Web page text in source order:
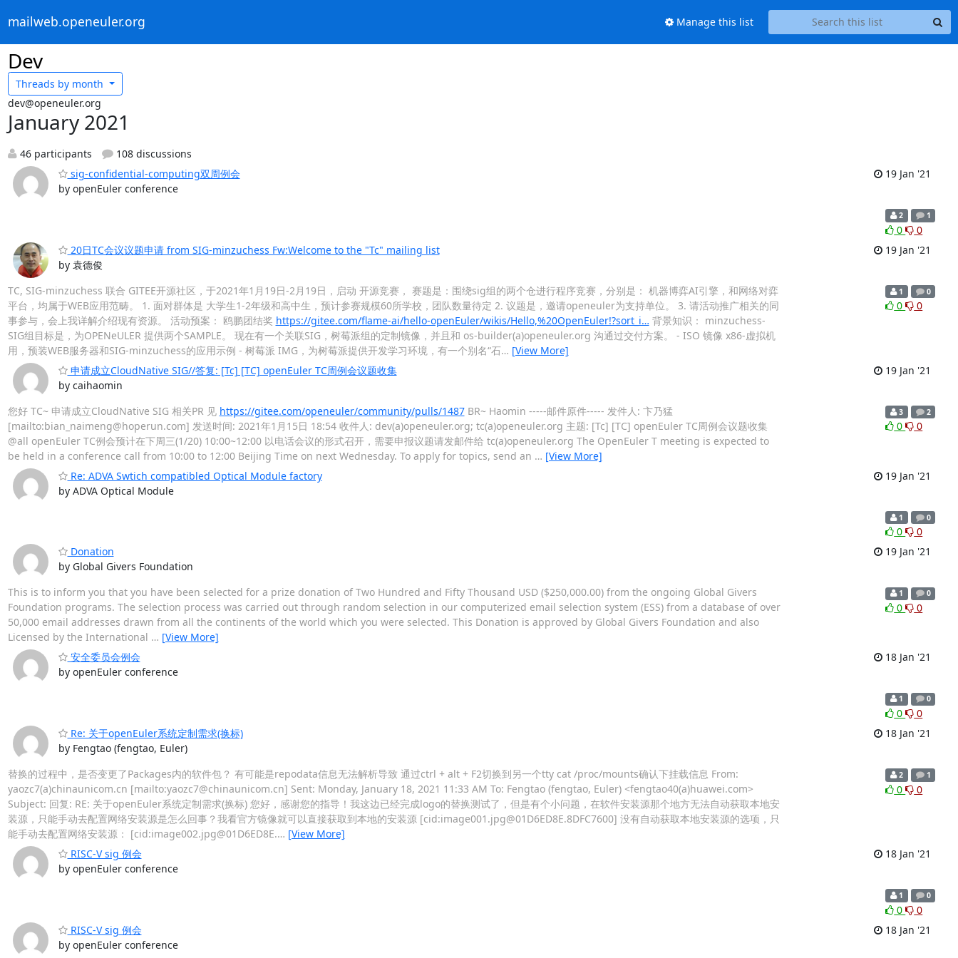
mailweb.openeuler.org Manage this list
Dev
Threads by month
dev@openeuler.org
January 2021
46 participants
108 discussions
sig-confidential-computing双周例会
by openEuler conference
19 Jan '21
2 1
0
0
20日TC会议议题申请 from SIG-minzuchess Fw:Welcome to the "Tc" mailing list
by 袁德俊
19 Jan '21
TC, SIG-minzuchess 联合 GITEE开源社区，于2021年1月19日-2月19日，启动 开源竞赛， 赛题是：围绕sig组的两个仓进行程序竞赛，分别是： 机器博弈AI引擎，和网络对弈
平台，均属于WEB应用范畴。 1. 面对群体是 大学生1-2年级和高中生，预计参赛规模60所学校，团队数量待定 2. 议题是，邀请openeuler为支持单位。 3. 请活动推广相关的同
事参与，会上我详解介绍现有资源。 活动预案： 鸥鹏团结奖 https://gitee.com/flame-ai/hello-openEuler/wikis/Hello,%20OpenEuler!?sort_i… 背景知识： minzuchess-
SIG组目标是，为OPENeULER 提供两个SAMPLE。 现在有一个关联SIG，树莓派组的定制镜像，并且和 os-builder(a)openeuler.org 沟通过交付方案。 - ISO 镜像 x86-虚拟机
用，预装WEB服务器和SIG-minzuchess的应用示例 - 树莓派 IMG，为树莓派提供开发学习环境，有一个别名“石… [View More]
1 0
0 0
申请成立CloudNative SIG//答复: [Tc] [TC] openEuler TC周例会议题收集
by caihaomin
19 Jan '21
您好 TC~ 申请成立CloudNative SIG 相关PR 见 https://gitee.com/openeuler/community/pulls/1487BR~ Haomin -----邮件原件----- 发件人: 卞乃猛
[mailto:bian_naimeng@hoperun.com] 发送时间: 2021年1月15日 18:54 收件人: dev(a)openeuler.org; tc(a)openeuler.org 主题: [Tc] [TC] openEuler TC周例会议题收集
@all openEuler TC例会预计在下周三(1/20) 10:00~12:00 以电话会议的形式召开，需要申报议题请发邮件给 tc(a)openeuler.org The OpenEuler T meeting is expected to
be held in a conference call from 10:00 to 12:00 Beijing Time on next Wednesday. To apply for topics, send an … [View More]
3 2
0 0
Re: ADVA Swtich compatibled Optical Module factory
by ADVA Optical Module
19 Jan '21
1 0
0
0
Donation
by Global Givers Foundation
19 Jan '21
This is to inform you that you have been selected for a prize donation of Two Hundred and Fifty Thousand USD ($250,000.00) from the ongoing Global Givers
Foundation programs. The selection process was carried out through random selection in our computerized email selection system (ESS) from a database of over
50,000 email addresses drawn from all the continents of the world which you were selected. This Donation is approved by Global Givers Foundation and also
Licensed by the International … [View More]
1 0
0 0
安全委员会例会
by openEuler conference
18 Jan '21
1 0
0
0
Re: 关于openEuler系统定制需求(换标)
by Fengtao (fengtao, Euler)
18 Jan '21
替换的过程中，是否变更了Packages内的软件包？ 有可能是repodata信息无法解析导致 通过ctrl + alt + F2切换到另一个tty cat /proc/mounts确认下挂载信息 From:
yaozc7(a)chinaunicom.cn [mailto:yaozc7@chinaunicom.cn] Sent: Monday, January 18, 2021 11:33 AM To: Fengtao (fengtao, Euler) <fengtao40(a)huawei.com>
Subject: 回复: RE: 关于openEuler系统定制需求(换标) 您好，感谢您的指导！我这边已经完成logo的替换测试了，但是有个小问题，在软件安装源那个地方无法自动获取本地安
装源，只能手动去配置网络安装源是怎么回事？我看官方镜像就可以直接获取到本地的安装源 [cid:image001.jpg@01D6ED8E.8DFC7600] 没有自动获取本地安装源的选项，只
能手动去配置网络安装源： [cid:image002.jpg@01D6ED8E.… [View More]
2 1
0 0
RISC-V sig 例会
by openEuler conference
18 Jan '21
1 0
0
0
RISC-V sig 例会
by openEuler conference
18 Jan '21